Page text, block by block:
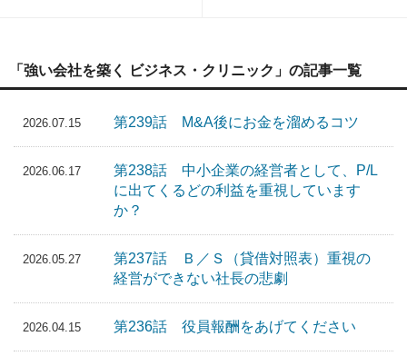
「強い会社を築く ビジネス・クリニック」の記事一覧
2026.07.15 第239話 M&A後にお金を溜めるコツ
2026.06.17
第238話 中小企業の経営者として、P/L
に出てくるどの利益を重視しています
か？
2026.05.27
第237話 Ｂ／Ｓ（貸借対照表）重視の
経営ができない社長の悲劇
2026.04.15 第236話 役員報酬をあげてください